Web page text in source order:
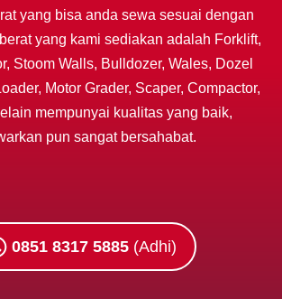
yang bisa anda sewa sesuai dengan
yang kami sediakan adalah Forklift,
Stoom Walls, Bulldozer, Wales, Dozel
Motor Grader, Scaper, Compactor,
mempunyai kualitas yang baik,
pun sangat bersahabat.
0851 8317 5885 (Adhi)